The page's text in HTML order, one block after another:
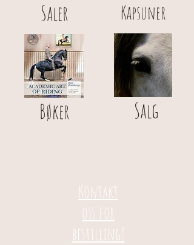
Saler
Bøker
Kapsuner
Salg
Kontakt
oss for
bestilling!